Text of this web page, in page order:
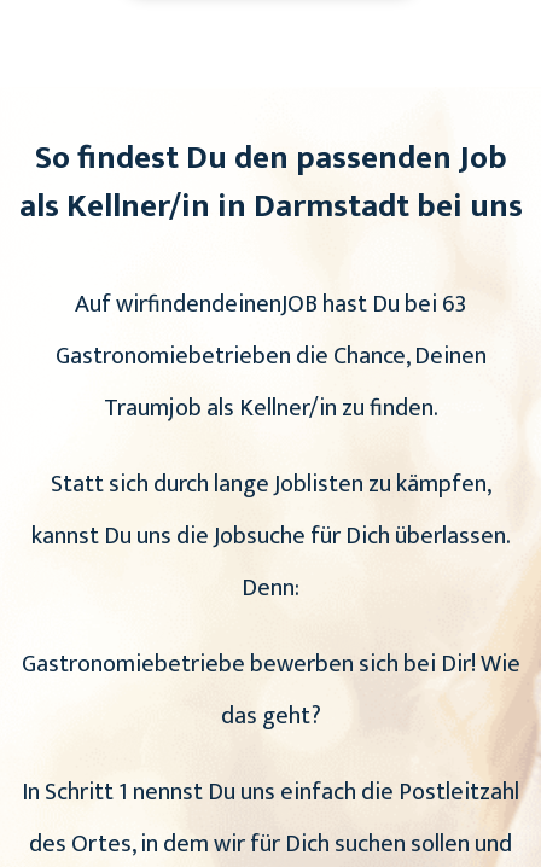
So findest Du den passenden Job
als Kellner/in in Darmstadt bei uns
Auf wirfindendeinenJOB hast Du bei 63
Gastronomiebetrieben die Chance, Deinen
Traumjob als Kellner/in zu finden.
Statt sich durch lange Joblisten zu kämpfen,
kannst Du uns die Jobsuche für Dich überlassen.
Denn:
Gastronomiebetriebe bewerben sich bei Dir! Wie
das geht?
In Schritt 1 nennst Du uns einfach die Postleitzahl
des Ortes, in dem wir für Dich suchen sollen und